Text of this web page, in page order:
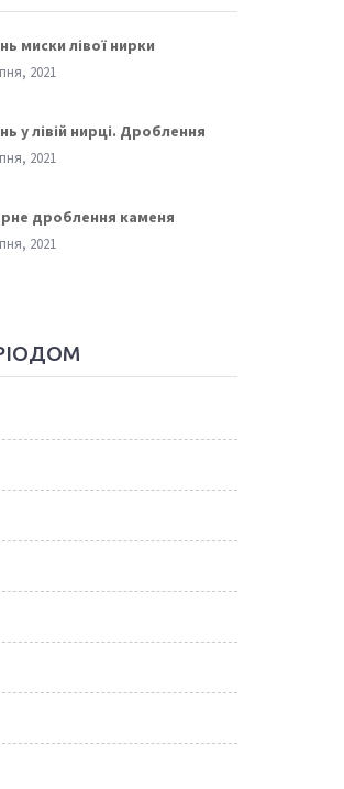
миски лівої нирки
2021
у лівій нирці. Дроблення
2021
дроблення каменя
2021